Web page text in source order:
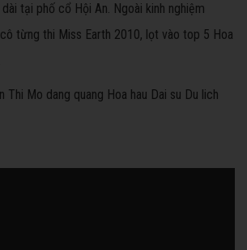
tại phố cổ Hội An. Ngoài kinh nghiệm
từng thi Miss Earth 2010, lọt vào top 5 Hoa